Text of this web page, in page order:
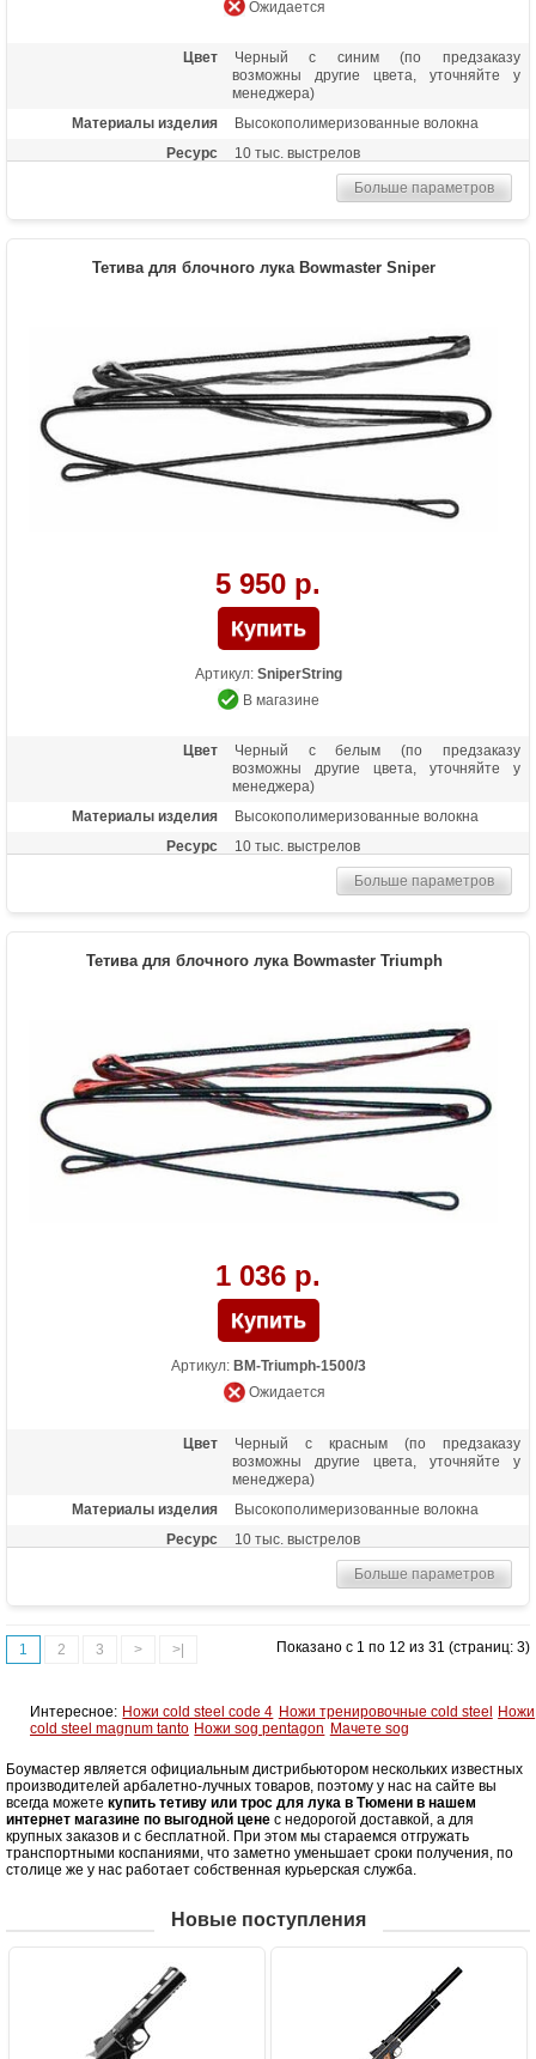
Ожидается
Цвет
Черный с синим (по предзаказу
возможны другие цвета, уточняйте у
менеджера)
Материалы изделия
Высокополимеризованные волокна
Ресурс
10 тыс. выстрелов
Больше параметров
Тетива для блочного лука Bowmaster Sniper
5 950 р.
Артикул: SniperString
В магазине
Цвет
Черный с белым (по предзаказу
возможны другие цвета, уточняйте у
менеджера)
Материалы изделия
Высокополимеризованные волокна
Ресурс
10 тыс. выстрелов
Больше параметров
Тетива для блочного лука Bowmaster Triumph
1 036 р.
Артикул: BM-Triumph-1500/3
Ожидается
Цвет
Черный с красным (по предзаказу
возможны другие цвета, уточняйте у
менеджера)
Материалы изделия
Высокополимеризованные волокна
Ресурс
10 тыс. выстрелов
Больше параметров
1 2 3 > >| Показано с 1 по 12 из 31 (страниц: 3)
Интересное: Ножи cold steel code 4 Ножи тренировочные cold steel Ножи
cold steel magnum tanto Ножи sog pentagon Мачете sog
Боумастер является официальным дистрибьютором нескольких известных
производителей арбалетно-лучных товаров, поэтому у нас на сайте вы
всегда можете купить тетиву или трос для лука в Тюмени в нашем
интернет магазине по выгодной цене с недорогой доставкой, а для
крупных заказов и с бесплатной. При этом мы стараемся отгружать
транспортными коспаниями, что заметно уменьшает сроки получения, по
столице же у нас работает собственная курьерская служба.
Новые поступления